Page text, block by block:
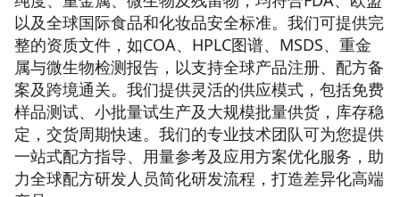
以及全球国际食品和化妆品安全标准。我们可提供完
整的资质文件，如COA、HPLC图谱、MSDS、重金
属与微生物检测报告，以支持全球产品注册、配方备
案及跨境通关。我们提供灵活的供应模式，包括免费
样品测试、小批量试生产及大规模批量供货，库存稳
定，交货周期快速。我们的专业技术团队可为您提供
一站式配方指导、用量参考及应用方案优化服务，助
力全球配方研发人员简化研发流程，打造差异化高端